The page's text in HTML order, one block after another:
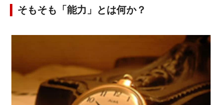
そもそも「能力」とは何か？